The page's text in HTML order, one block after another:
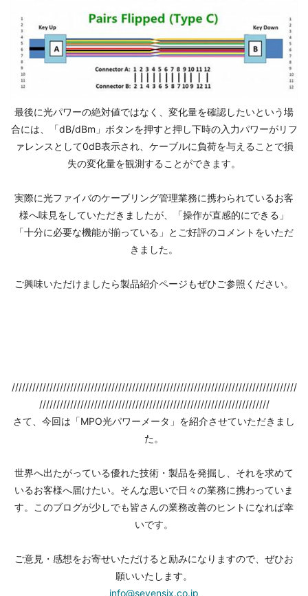
最後に光パワーの絶対値ではなく、変化量を確認したいという場
合には、「dB/dBm」ボタンを押すと押し下時の入力パワーがリフ
ァレンスとして0dB表示され、ケーブルに負荷を与えることで損
失の変化量を観測することができます。
実際に光ファイバのケーブリング管理業務に携わられているお客
様へ味見をしていただきましたが、「操作が直感的にできる」
「十分に必要な機能が揃っている」とご好評のコメントをいただ
きました。
ご興味いただけましたら製品紹介ページもぜひご参照ください。
///////////////////////////////////////////////////////////////////////////////////
///////////////////////////////////////////////////////////////////
さて、今回は「MPO光パワーメータ」を紹介させていただきまし
た。
世界へ出たがっている優れた技術・製品を発掘し、それを求めて
いるお客様へ届けたい。そんな思いで日々の業務に携わっていま
す。このブログが少しでも皆さんの業務改善のヒントになれば幸
いです。
ご意見・感想をお寄せいただけると励みになりますので、ぜひお
願いいたします。
info@sevensix.co.jp